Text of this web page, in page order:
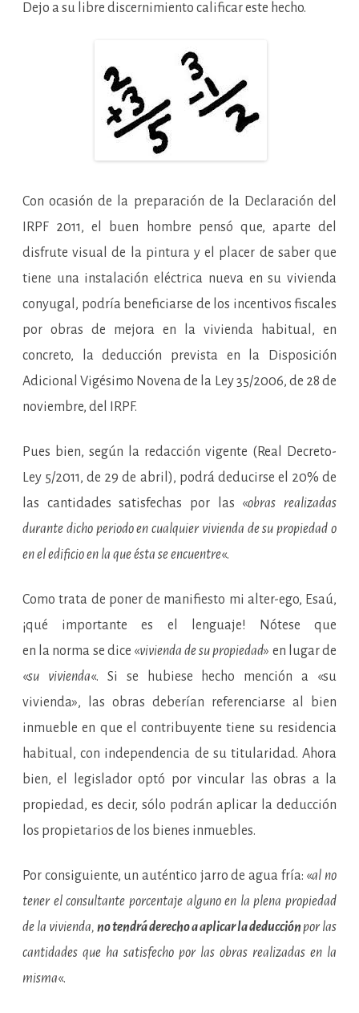
Dejo a su libre discernimiento calificar este hecho.
Con ocasión de la preparación de la Declaración del
IRPF 2011, el buen hombre pensó que, aparte del
disfrute visual de la pintura y el placer de saber que
tiene una instalación eléctrica nueva en su vivienda
conyugal, podría beneficiarse de los incentivos fiscales
por obras de mejora en la vivienda habitual, en
concreto, la deducción prevista en la Disposición
Adicional Vigésimo Novena de la Ley 35/2006, de 28 de
noviembre, del IRPF.
Pues bien, según la redacción vigente (Real Decreto-
Ley 5/2011, de 29 de abril), podrá deducirse el 20% de
las cantidades satisfechas por las «obras realizadas
durante dicho periodo en cualquier vivienda de su propiedad o
en el edificio en la que ésta se encuentre«.
Como trata de poner de manifiesto mi alter-ego, Esaú,
¡qué importante es el lenguaje! Nótese que
en la norma se dice «vivienda de su propiedad» en lugar de
«su vivienda«. Si se hubiese hecho mención a «su
vivienda», las obras deberían referenciarse al bien
inmueble en que el contribuyente tiene su residencia
habitual, con independencia de su titularidad. Ahora
bien, el legislador optó por vincular las obras a la
propiedad, es decir, sólo podrán aplicar la deducción
los propietarios de los bienes inmuebles.
Por consiguiente, un auténtico jarro de agua fría: «al no
tener el consultante porcentaje alguno en la plena propiedad
de la vivienda, no tendrá derecho a aplicar la deducciónpor las
cantidades que ha satisfecho por las obras realizadas en la
misma«.